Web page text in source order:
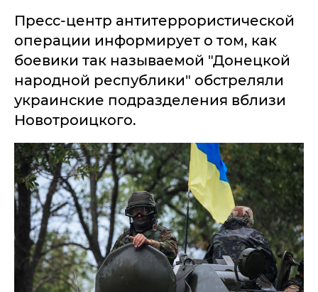
Пресс-центр антитеррористической
операции информирует о том, как
боевики так называемой "Донецкой
народной республики" обстреляли
украинские подразделения вблизи
Новотроицкого.